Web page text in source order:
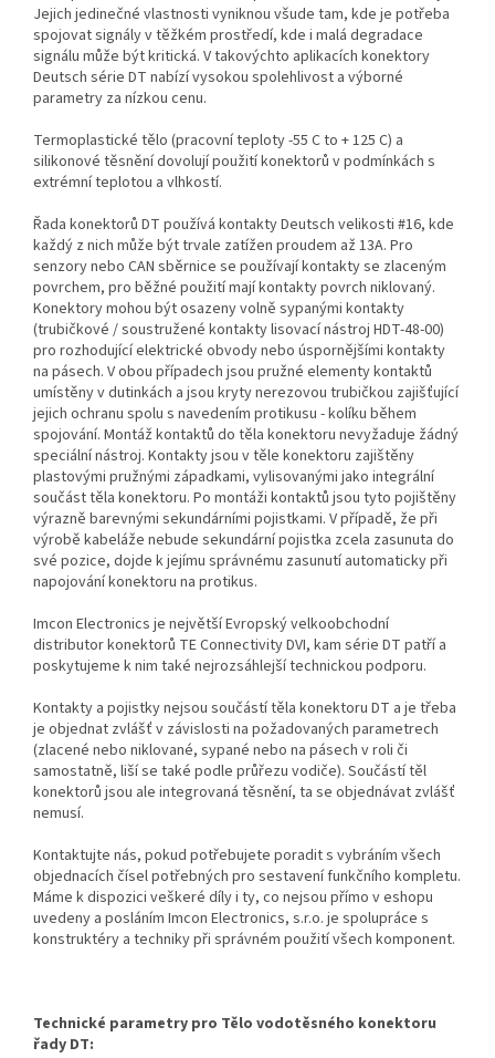
Jejich jedinečné vlastnosti vyniknou všude tam, kde je potřeba
spojovat signály v těžkém prostředí, kde i malá degradace
signálu může být kritická. V takovýchto aplikacích konektory
Deutsch série DT nabízí vysokou spolehlivost a výborné
parametry za nízkou cenu.
Termoplastické tělo (pracovní teploty -55 C to + 125 C) a
silikonové těsnění dovolují použití konektorů v podmínkách s
extrémní teplotou a vlhkostí.
Řada konektorů DT používá kontakty Deutsch velikosti #16, kde
každý z nich může být trvale zatížen proudem až 13A. Pro
senzory nebo CAN sběrnice se používají kontakty se zlaceným
povrchem, pro běžné použití mají kontakty povrch niklovaný.
Konektory mohou být osazeny volně sypanými kontakty
(trubičkové / soustružené kontakty lisovací nástroj HDT-48-00)
pro rozhodující elektrické obvody nebo úspornějšími kontakty
na pásech. V obou případech jsou pružné elementy kontaktů
umístěny v dutinkách a jsou kryty nerezovou trubičkou zajišťující
jejich ochranu spolu s navedením protikusu - kolíku během
spojování. Montáž kontaktů do těla konektoru nevyžaduje žádný
speciální nástroj. Kontakty jsou v těle konektoru zajištěny
plastovými pružnými západkami, vylisovanými jako integrální
součást těla konektoru. Po montáži kontaktů jsou tyto pojištěny
výrazně barevnými sekundárními pojistkami. V případě, že při
výrobě kabeláže nebude sekundární pojistka zcela zasunuta do
své pozice, dojde k jejímu správnému zasunutí automaticky při
napojování konektoru na protikus.
Imcon Electronics je největší Evropský velkoobchodní
distributor konektorů TE Connectivity DVI, kam série DT patří a
poskytujeme k nim také nejrozsáhlejší technickou podporu.
Kontakty a pojistky nejsou součástí těla konektoru DT a je třeba
je objednat zvlášť v závislosti na požadovaných parametrech
(zlacené nebo niklované, sypané nebo na pásech v roli či
samostatně, liší se také podle průřezu vodiče). Součástí těl
konektorů jsou ale integrovaná těsnění, ta se objednávat zvlášť
nemusí.
Kontaktujte nás, pokud potřebujete poradit s vybráním všech
objednacích čísel potřebných pro sestavení funkčního kompletu.
Máme k dispozici veškeré díly i ty, co nejsou přímo v eshopu
uvedeny a posláním Imcon Electronics, s.r.o. je spolupráce s
konstruktéry a techniky při správném použití všech komponent.
Technické parametry pro Tělo vodotěsného konektoru
řady DT: